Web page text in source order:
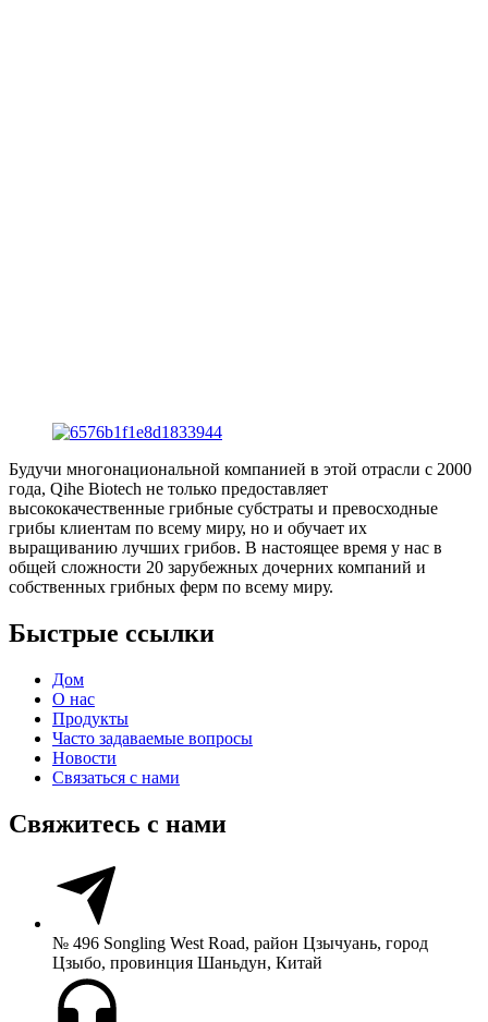
Будучи многонациональной компанией в этой отрасли с 2000
года, Qihe Biotech не только предоставляет
высококачественные грибные субстраты и превосходные
грибы клиентам по всему миру, но и обучает их
выращиванию лучших грибов. В настоящее время у нас в
общей сложности 20 зарубежных дочерних компаний и
собственных грибных ферм по всему миру.
Быстрые ссылки
Дом
О нас
Продукты
Часто задаваемые вопросы
Новости
Связаться с нами
Свяжитесь с нами
№ 496 Songling West Road, район Цзычуань, город
Цзыбо, провинция Шаньдун, Китай